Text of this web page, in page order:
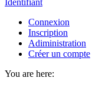
Identifiant
Connexion
Inscription
Adiministration
Créer un compte
You are here: